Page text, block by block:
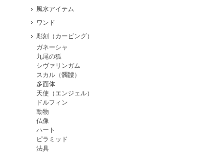
風水アイテム
ワンド
彫刻（カービング）
ガネーシャ
九尾の狐
シヴァリンガム
スカル（髑髏）
多面体
天使（エンジェル）
ドルフィン
動物
仏像
ハート
ピラミッド
法具